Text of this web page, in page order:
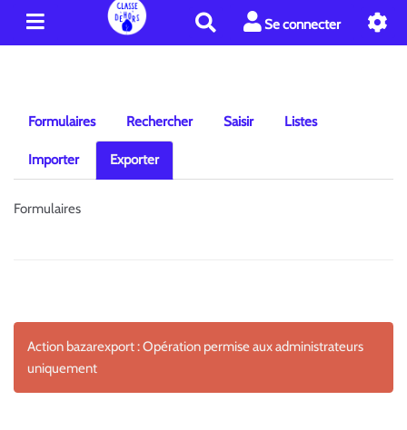
e
r
e
Se connecter
Formulaires Rechercher Saisir Listes
Importer Exporter
Formulaires
Action bazarexport : Opération permise aux administrateurs
uniquement